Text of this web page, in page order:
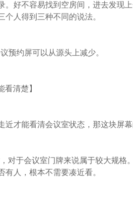
。好不容易找到空房间，进去发现
人得到三种不同的说法。
预约屏可以从源头上减少。
看清楚】
才能看清会议室状态，那这块屏幕
对于会议室门牌来说属于较大规格
人，根本不需要凑近看。